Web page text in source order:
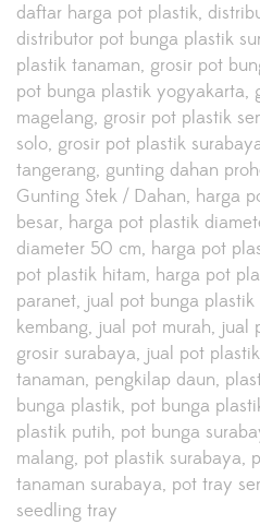
daftar harga pot plastik
distributor pot bunga plastik
plastik tanaman grosir pot
pot bunga plastik yogyakarta
magelang grosir pot plastik
solo grosir pot plastik
tangerang gunting dahan
Gunting Stek / Dahan harga
besar harga pot plastik
diameter 50 cm harga pot
pot plastik hitam harga pot
paranet jual pot bunga plastik
kembang jual pot murah jual
grosir surabaya jual pot
tanaman pengkilap daun
bunga plastik pot bunga
plastik putih pot bunga
malang pot plastik surabaya
tanaman surabaya pot tray
seedling tray